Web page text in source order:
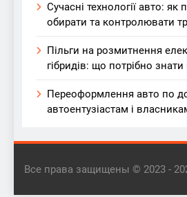
Сучасні технології авто: як
обирати та контролювати
Пільги на розмитнення
гібридів: що потрібно
Переоформлення авто по
автоентузіастам і
Все права защищены © 2023 -